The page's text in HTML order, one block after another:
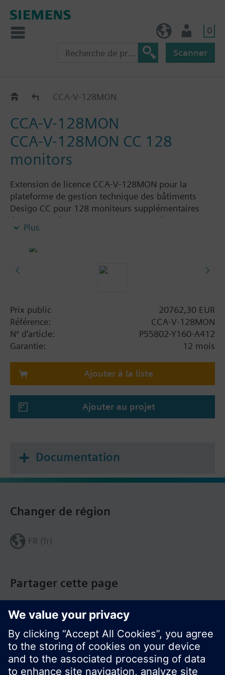
0
Scanner
CCA-V-..CCA-V-128MON
CCA-V-128MON
CCA-V-128MON CC 128
monitors
Extension de licence CCA-V-128MON pour la
plateforme de gestion technique des bâtiments
Desigo CC pour 128 moniteurs supplémentaires
équivalents à un client Desigo CC entièrement
activé pour la vidéo.
Plus
Prix public
20762,30 EUR
Référence:
CCA-V-128MON
N° d'article:
P55802-Y160-A412
Garantie:
12 mois
Ajouter à la liste
Ajouter au projet
Documentation
Partager cette page
Changer de région
FR (fr)